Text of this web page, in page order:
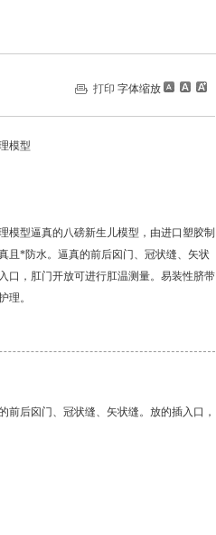
打印 字体缩放
模型
模型逼真的八磅新生儿模型，由进口塑胶制
且*防水。逼真的前后囟门、冠状缝、矢状
口，肛门开放可进行肛温测量。易装性脐带
理。
后囟门、冠状缝、矢状缝。放的插入口，